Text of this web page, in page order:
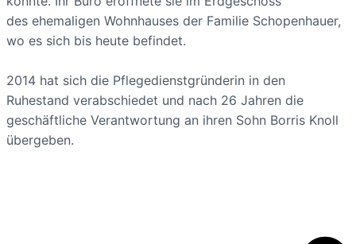
des ehemaligen Wohnhauses der Familie Schopenhauer,
wo es sich bis heute befindet.
2014 hat sich die Pflegedienstgründerin in den
Ruhestand verabschiedet und nach 26 Jahren die
geschäftliche Verantwortung an ihren Sohn Borris Knoll
übergeben.